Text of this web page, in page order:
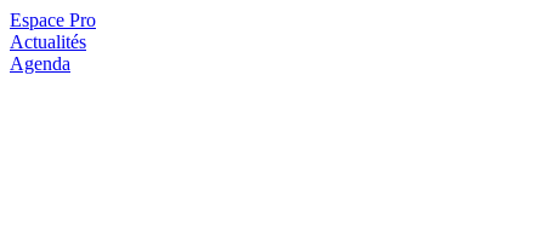
Espace Pro
Actualités
Agenda